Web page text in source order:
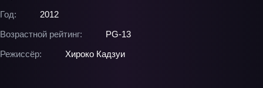
Год:
2012
Возрастной рейтинг:
PG-13
Режиссёр:
Хироко Кадзуи